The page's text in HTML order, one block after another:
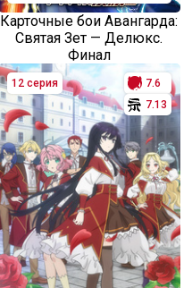
Карточные бои Авангарда:
Святая Зет — Делюкс.
Финал
12 серия
7.6
7.13